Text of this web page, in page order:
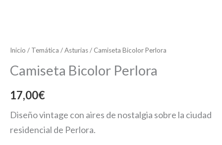
Inicio / Temática /Asturias/ Camiseta Bicolor Perlora
Camiseta Bicolor Perlora
17,00€
Diseño vintage con aires de nostalgia sobre la ciudad
residencial de Perlora.